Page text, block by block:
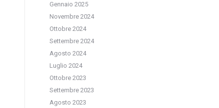
Gennaio 2025
Novembre 2024
Ottobre 2024
Settembre 2024
Agosto 2024
Luglio 2024
Ottobre 2023
Settembre 2023
Agosto 2023